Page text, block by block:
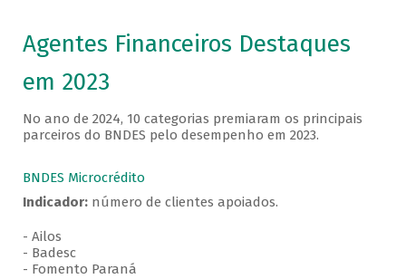
Agentes Financeiros Destaques
em 2023
No ano de 2024, 10 categorias premiaram os principais
parceiros do BNDES pelo desempenho em 2023.
BNDES Microcrédito
Indicador: número de clientes apoiados.
- Ailos
- Badesc
- Fomento Paraná